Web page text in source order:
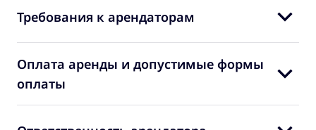
Требования к арендаторам
Оплата аренды и допустимые формы
оплаты